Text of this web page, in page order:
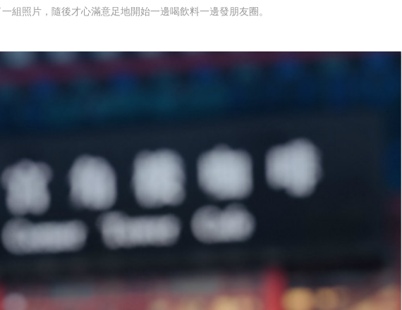
組照片，隨後才心滿意足地開始一邊喝飲料一邊發朋友圈。